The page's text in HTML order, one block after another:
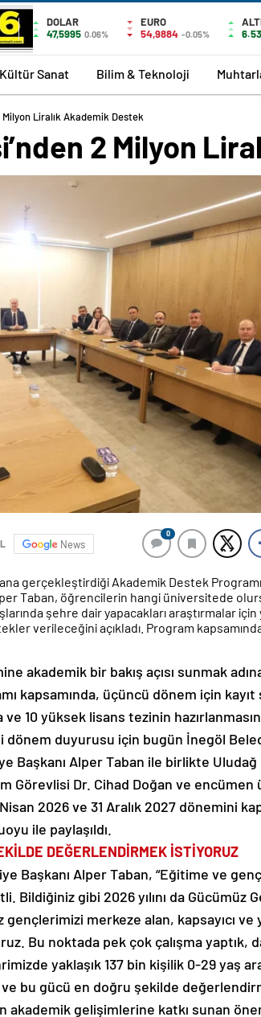
DOLAR
47,5995 0.06%
EURO
54,9884 -0.05%
Kültür Sanat Bilim & Teknoloji
Milyon Liralık Akademik Destek
2 Milyon
News
0
gerçekleştirdiği Akademik Destek
Taban, öğrencilerin hangi üniversitede
şehre dair yapacakları araştırmalar
verileceğini açıkladı. Program
akademik bir bakış açısı sunmak
kapsamında, üçüncü dönem için kayıt
10 yüksek lisans tezinin
dönem duyurusu için bugün İnegöl
Başkanı Alper Taban ile birlikte
Görevlisi Dr. Cihad Doğan ve encümen
2026 ve 31 Aralık 2027 dönemini
ile paylaşıldı.
DEĞERLENDİRMEK İSTİYORUZ
Başkanı Alper Taban, “Eğitime ve
Bildiğiniz gibi 2026 yılını da Gücümüz
gençlerimizi merkeze alan, kapsayıcı
Bu noktada pek çok çalışma yaptık,
yaklaşık 137 bin kişilik 0-29 yaş
bu gücü en doğru şekilde
gelişimlerine katkı sunan